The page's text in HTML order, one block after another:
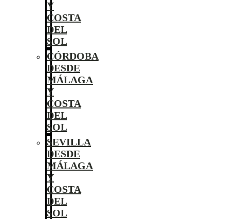
Y
COSTA
DEL
SOL
CÓRDOBA
DESDE
MÁLAGA
Y
COSTA
DEL
SOL
SEVILLA
DESDE
MÁLAGA
Y
COSTA
DEL
SOL